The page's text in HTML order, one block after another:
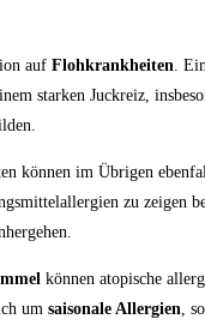
auf Flohkrankheiten .
starken Juckreiz,
können im Übrigen
zu zeigen
können atopische
um saisonale Allergien ,